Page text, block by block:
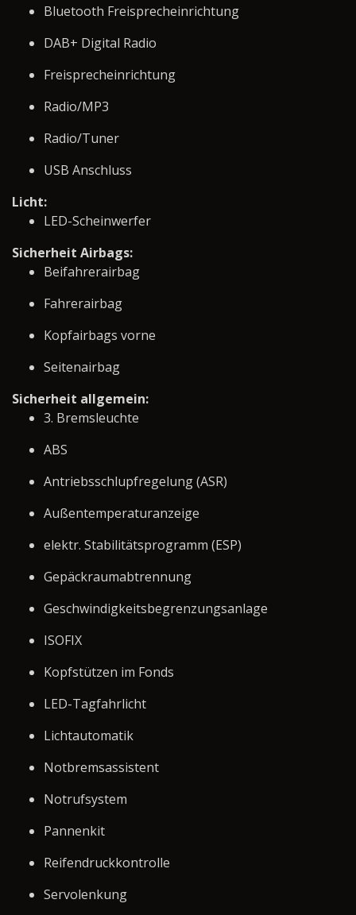
Bluetooth Freisprecheinrichtung
DAB+ Digital Radio
Freisprecheinrichtung
Radio/MP3
Radio/Tuner
USB Anschluss
Licht:
LED-Scheinwerfer
Sicherheit Airbags:
Beifahrerairbag
Fahrerairbag
Kopfairbags vorne
Seitenairbag
Sicherheit allgemein:
3. Bremsleuchte
ABS
Antriebsschlupfregelung (ASR)
Außentemperaturanzeige
elektr. Stabilitätsprogramm (ESP)
Gepäckraumabtrennung
Geschwindigkeitsbegrenzungsanlage
ISOFIX
Kopfstützen im Fonds
LED-Tagfahrlicht
Lichtautomatik
Notbremsassistent
Notrufsystem
Pannenkit
Reifendruckkontrolle
Servolenkung